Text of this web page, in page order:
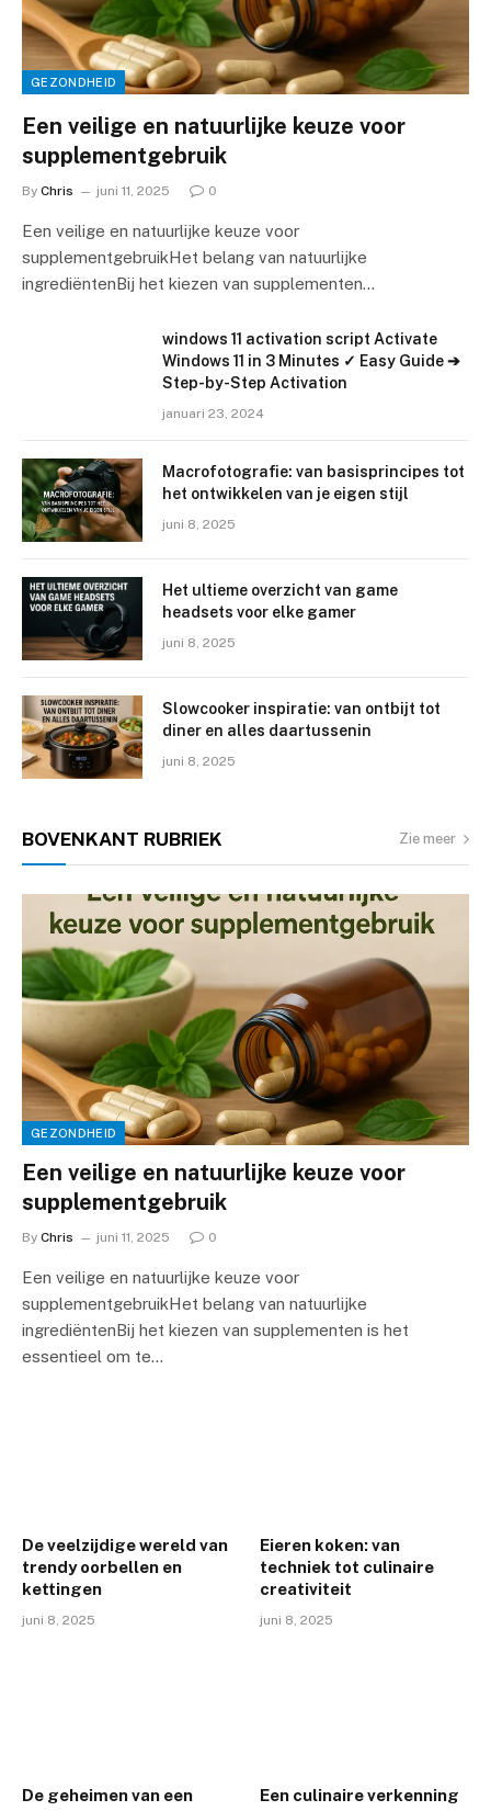
GEZONDHEID
Een veilige en natuurlijke keuze voor
supplementgebruik
By Chris juni 11, 2025 0
Een veilige en natuurlijke keuze voor
supplementgebruikHet belang van natuurlijke
ingrediëntenBij het kiezen van supplementen…
windows 11 activation script Activate
Windows 11 in 3 Minutes ✓ Easy Guide ➔
Step-by-Step Activation
januari 23, 2024
Macrofotografie: van basisprincipes tot
het ontwikkelen van je eigen stijl
juni 8, 2025
Het ultieme overzicht van game
headsets voor elke gamer
juni 8, 2025
Slowcooker inspiratie: van ontbijt tot
diner en alles daartussenin
juni 8, 2025
BOVENKANT RUBRIEK Zie meer
GEZONDHEID
Een veilige en natuurlijke keuze voor
supplementgebruik
By Chris juni 11, 2025 0
Een veilige en natuurlijke keuze voor
supplementgebruikHet belang van natuurlijke
ingrediëntenBij het kiezen van supplementen is het
essentieel om te…
De veelzijdige wereld van
trendy oorbellen en
kettingen
juni 8, 2025
Eieren koken: van
techniek tot culinaire
creativiteit
juni 8, 2025
De geheimen van een
Een culinaire verkenning